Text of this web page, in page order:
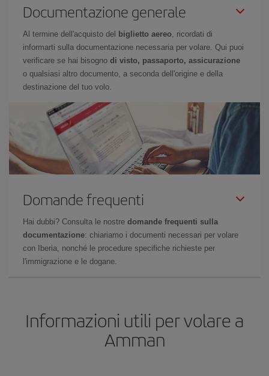
Documentazione generale
Al termine dell'acquisto del biglietto aereo, ricordati di
informarti sulla documentazione necessaria per volare. Qui puoi
verificare se hai bisogno di visto, passaporto, assicurazione
o qualsiasi altro documento, a seconda dell'origine e della
destinazione del tuo volo.
Domande frequenti
Hai dubbi? Consulta le nostre domande frequenti sulla
documentazione: chiariamo i documenti necessari per volare
con Iberia, nonché le procedure specifiche richieste per
l'immigrazione e le dogane.
Informazioni utili per volare a
Amman